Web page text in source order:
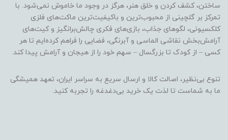
ساختن، کشف کردن و خلق هنر، هرگز در وجود ما خاموش نمی‌شود. با
تمرکز بر گلچینی از محبوب‌ترین و باکیفیت‌ترین ماکت‌های فلزی
کلکسیونی، لگوهای جذاب، بازی‌های فکری چالش‌برانگیز و کیت‌های
آرامش‌بخش نقاشی الماسی و آبرنگی، فضایی را فراهم کرده‌ایم تا هر
کسی – از کودک تا بزرگسال – سهم خود را از هیجان و آرامش پیدا کند.
تنوع بی‌نظیر، اصالت کالا و ارسال سریع به سراسر ایران، تعهد همیشگی
ما به شماست تا لذت یک خرید بی‌دغدغه را تجربه کنید.